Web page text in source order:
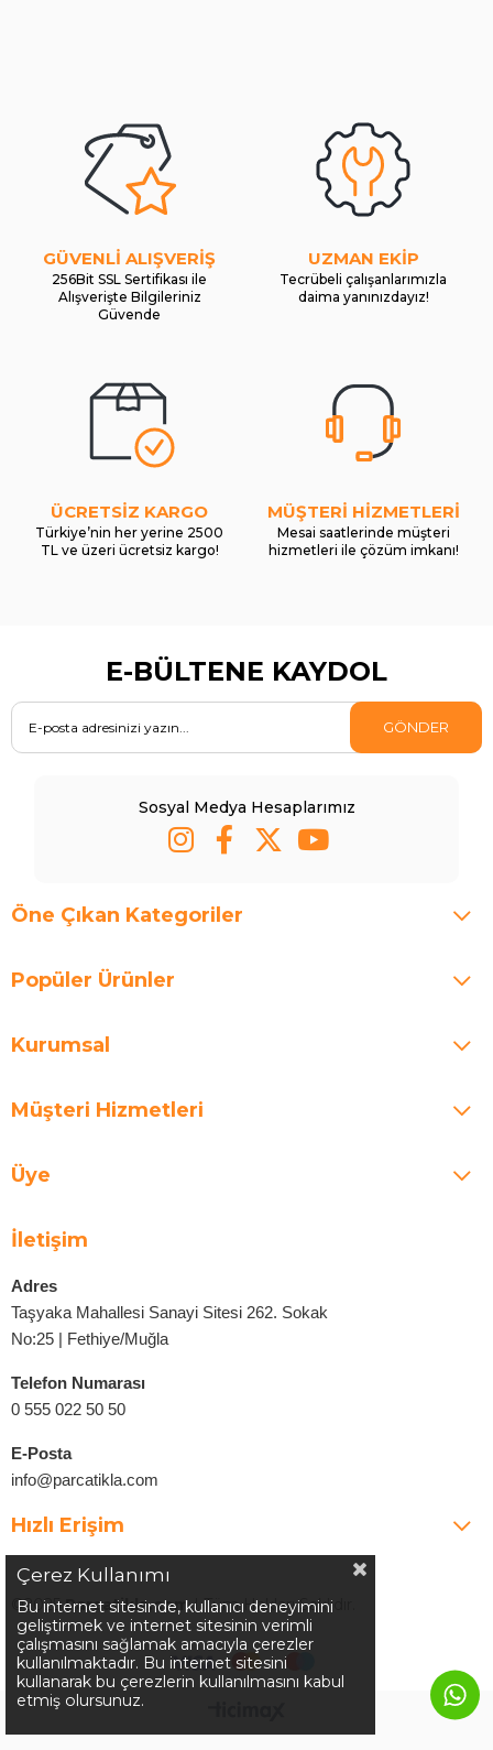
GÜVENLİ ALIŞVERİŞ
256Bit SSL Sertifikası ile
Alışverişte Bilgileriniz
Güvende
UZMAN EKİP
Tecrübeli çalışanlarımızla
daima yanınızdayız!
ÜCRETSİZ KARGO
Türkiye’nin her yerine 2500
TL ve üzeri ücretsiz kargo!
MÜŞTERİ HİZMETLERİ
Mesai saatlerinde müşteri
hizmetleri ile çözüm imkanı!
E-BÜLTENE KAYDOL
GÖNDER
Sosyal Medya Hesaplarımız
Öne Çıkan Kategoriler
Popüler Ürünler
Kurumsal
Müşteri Hizmetleri
Üye
İletişim
Adres
Taşyaka Mahallesi Sanayi Sitesi 262. Sokak
No:25 | Fethiye/Muğla
Telefon Numarası
0 555 022 50 50
E-Posta
info@parcatikla.com
Hızlı Erişim
©2025Parcatikla.com| Tüm Hakları Saklıdır.
Çerez Kullanımı
Bu internet sitesinde, kullanıcı deneyimini
geliştirmek ve internet sitesinin verimli
çalışmasını sağlamak amacıyla çerezler
kullanılmaktadır. Bu internet sitesini
kullanarak bu çerezlerin kullanılmasını kabul
etmiş olursunuz.